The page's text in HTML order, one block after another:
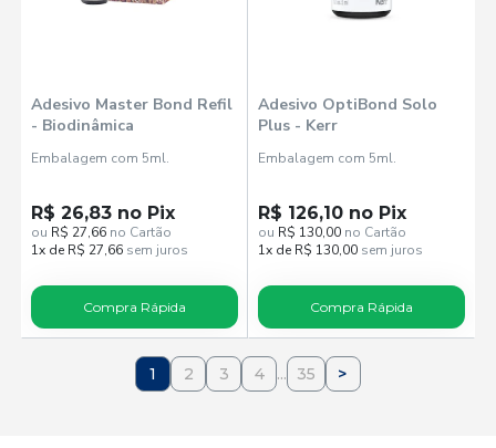
Adesivo Master Bond Refil
- Biodinâmica
Embalagem com 5ml.
R$ 26,83 no Pix
ou R$ 27,66 no Cartão
1x de R$ 27,66 sem juros
Compra Rápida
Adesivo OptiBond Solo
Plus - Kerr
Embalagem com 5ml.
R$ 126,10 no Pix
ou R$ 130,00 no Cartão
1x de R$ 130,00 sem juros
Compra Rápida
1 2 3 4 ... 35 >